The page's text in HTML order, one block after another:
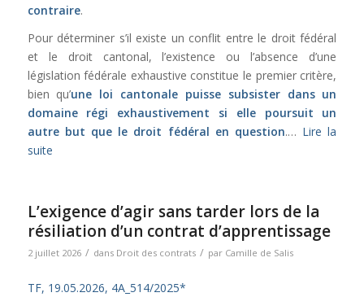
contraire.
Pour déterminer s’il existe un conflit entre le droit fédéral
et le droit cantonal, l’existence ou l’absence d’une
législation fédérale exhaustive constitue le premier critère,
bien qu’une loi cantonale puisse subsister dans un
domaine régi exhaustivement si elle poursuit un
autre but que le droit fédéral en question.… Lire la
suite
L’exigence d’agir sans tarder lors de la
résiliation d’un contrat d’apprentissage
2 juillet 2026 / dans Droit des contrats / par Camille de Salis
TF, 19.05.2026, 4A_514/2025*